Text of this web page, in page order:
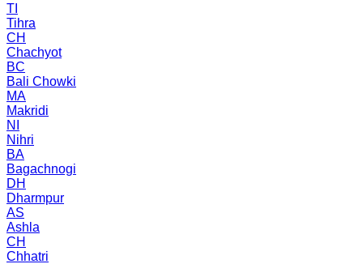
TI
Tihra
CH
Chachyot
BC
Bali Chowki
MA
Makridi
NI
Nihri
BA
Bagachnogi
DH
Dharmpur
AS
Ashla
CH
Chhatri